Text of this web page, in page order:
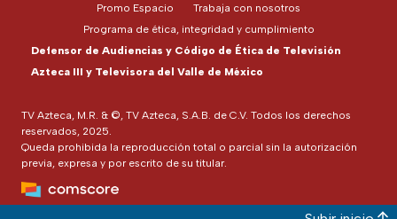
TV Azteca, M.R. & ©, TV Azteca, S.A.B. de C.V. Todos los derechos
reservados, 2025.
Queda prohibida la reproducción total o parcial sin la autorización
previa, expresa y por escrito de su titular.
Promo Espacio
Trabaja con nosotros
Programa de ética, integridad y cumplimiento
Defensor de Audiencias y Código de Ética de Televisión
Azteca III y Televisora del Valle de México